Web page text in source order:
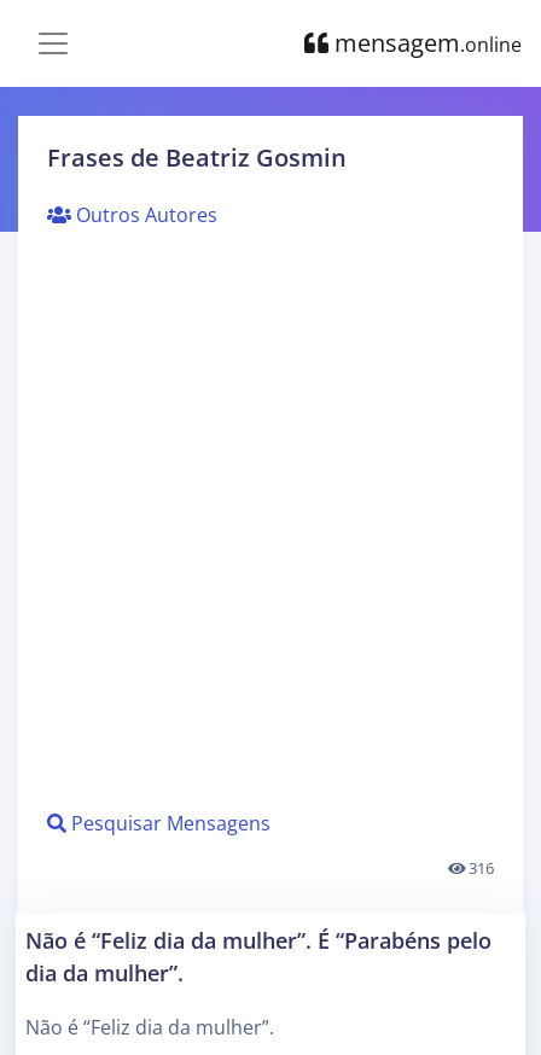
mensagem.online
Frases de Beatriz Gosmin
Outros Autores
Pesquisar Mensagens
316
Não é “Feliz dia da mulher”. É “Parabéns pelo
dia da mulher”.
Não é “Feliz dia da mulher”.